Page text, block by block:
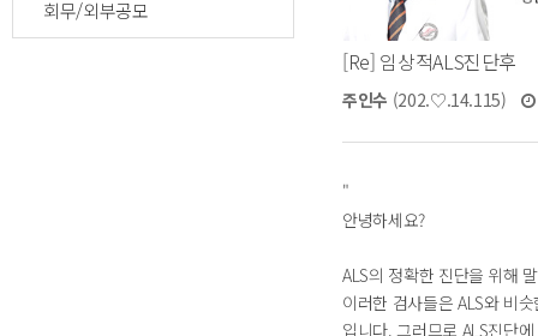
회무/외부공모
[Re] 임상적ALS진단후
주인수 (202.♡.14.115)
"
안녕하세요?
ALS의 정확한 진단을 위해
이러한 검사들은 ALS와 비
입니다. 그러므로 ALS진단